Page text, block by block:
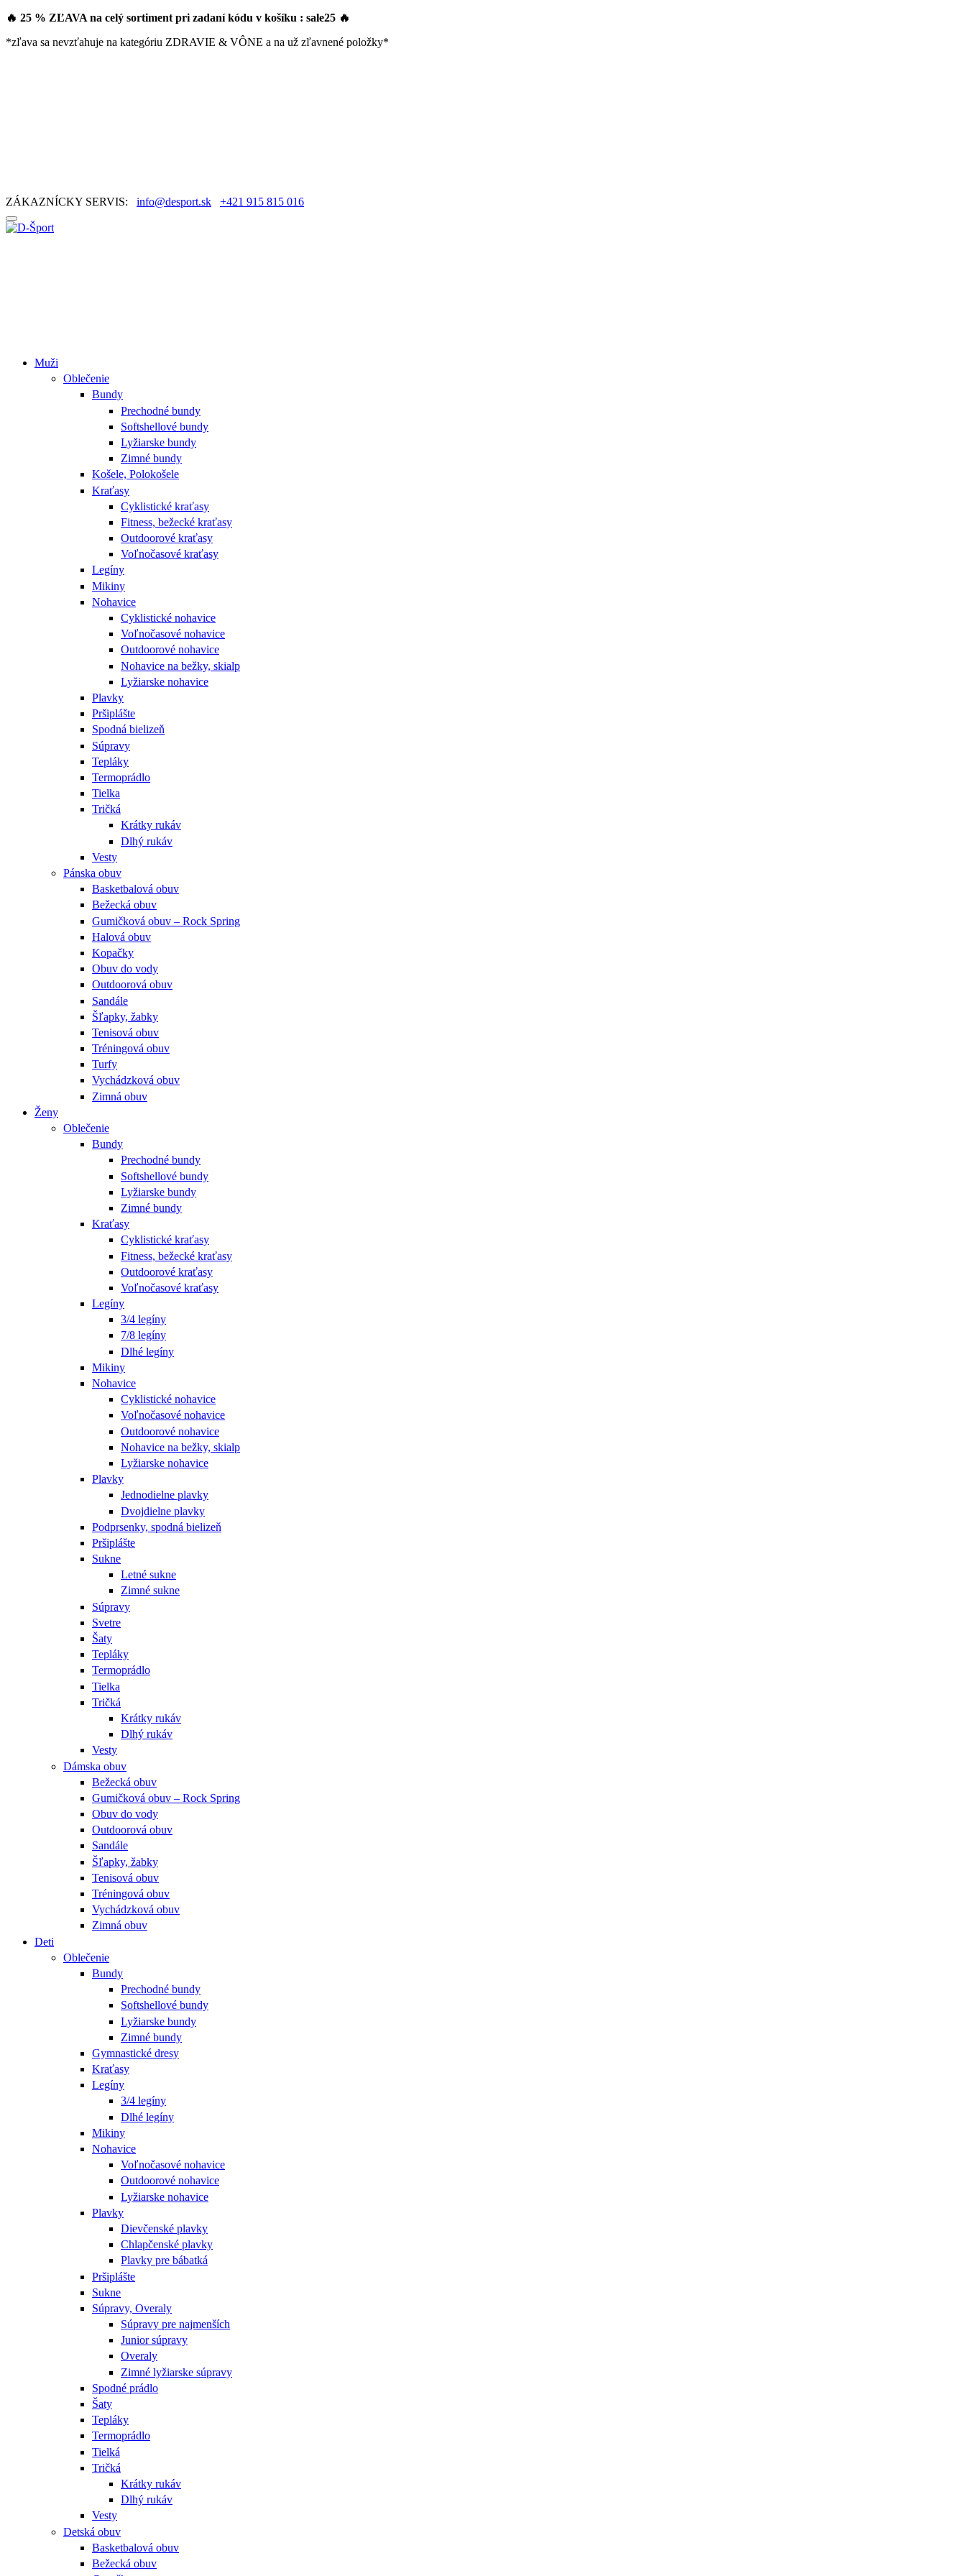
🔥 25 % ZĽAVA na celý sortiment pri zadaní kódu v košíku : sale25 🔥
*zľava sa nevzťahuje na kategóriu ZDRAVIE & VÔNE a na už zľavnené položky*
ZÁKAZNÍCKY SERVIS: info@desport.sk +421 915 815 016
Muži
Oblečenie
Bundy
Prechodné bundy
Softshellové bundy
Lyžiarske bundy
Zimné bundy
Košele, Polokošele
Kraťasy
Cyklistické kraťasy
Fitness, bežecké kraťasy
Outdoorové kraťasy
Voľnočasové kraťasy
Legíny
Mikiny
Nohavice
Cyklistické nohavice
Voľnočasové nohavice
Outdoorové nohavice
Nohavice na bežky, skialp
Lyžiarske nohavice
Plavky
Pršiplášte
Spodná bielizeň
Súpravy
Tepláky
Termoprádlo
Tielka
Tričká
Krátky rukáv
Dlhý rukáv
Vesty
Pánska obuv
Basketbalová obuv
Bežecká obuv
Gumičková obuv – Rock Spring
Halová obuv
Kopačky
Obuv do vody
Outdoorová obuv
Sandále
Šľapky, žabky
Tenisová obuv
Tréningová obuv
Turfy
Vychádzková obuv
Zimná obuv
Ženy
Oblečenie
Bundy
Prechodné bundy
Softshellové bundy
Lyžiarske bundy
Zimné bundy
Kraťasy
Cyklistické kraťasy
Fitness, bežecké kraťasy
Outdoorové kraťasy
Voľnočasové kraťasy
Legíny
3/4 legíny
7/8 legíny
Dlhé legíny
Mikiny
Nohavice
Cyklistické nohavice
Voľnočasové nohavice
Outdoorové nohavice
Nohavice na bežky, skialp
Lyžiarske nohavice
Plavky
Jednodielne plavky
Dvojdielne plavky
Podprsenky, spodná bielizeň
Pršiplášte
Sukne
Letné sukne
Zimné sukne
Súpravy
Svetre
Šaty
Tepláky
Termoprádlo
Tielka
Tričká
Krátky rukáv
Dlhý rukáv
Vesty
Dámska obuv
Bežecká obuv
Gumičková obuv – Rock Spring
Obuv do vody
Outdoorová obuv
Sandále
Šľapky, žabky
Tenisová obuv
Tréningová obuv
Vychádzková obuv
Zimná obuv
Deti
Oblečenie
Bundy
Prechodné bundy
Softshellové bundy
Lyžiarske bundy
Zimné bundy
Gymnastické dresy
Kraťasy
Legíny
3/4 legíny
Dlhé legíny
Mikiny
Nohavice
Voľnočasové nohavice
Outdoorové nohavice
Lyžiarske nohavice
Plavky
Dievčenské plavky
Chlapčenské plavky
Plavky pre bábatká
Pršiplášte
Sukne
Súpravy, Overaly
Súpravy pre najmenších
Junior súpravy
Overaly
Zimné lyžiarske súpravy
Spodné prádlo
Šaty
Tepláky
Termoprádlo
Tielká
Tričká
Krátky rukáv
Dlhý rukáv
Vesty
Detská obuv
Basketbalová obuv
Bežecká obuv